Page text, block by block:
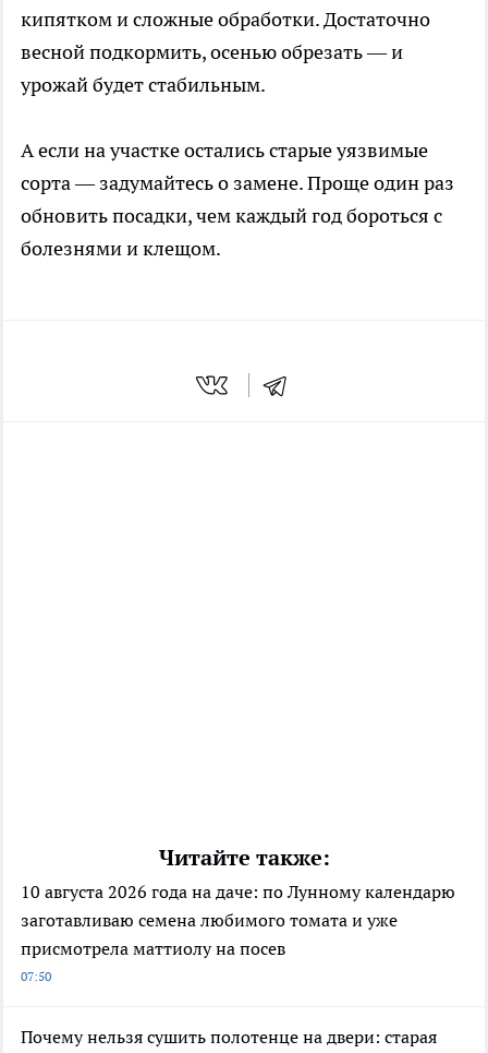
кипятком и сложные обработки. Достаточно
весной подкормить, осенью обрезать — и
урожай будет стабильным.
А если на участке остались старые уязвимые
сорта — задумайтесь о замене. Проще один раз
обновить посадки, чем каждый год бороться с
болезнями и клещом.
Читайте также:
10 августа 2026 года на даче: по Лунному календарю
заготавливаю семена любимого томата и уже
присмотрела маттиолу на посев
07:50
Почему нельзя сушить полотенце на двери: старая